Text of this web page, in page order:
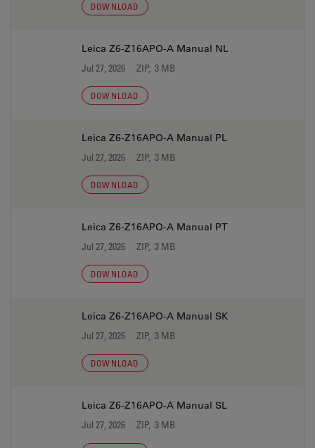
DOWNLOAD
Leica Z6-Z16APO-A Manual NL
Jul 27, 2026 ZIP, 3 MB
DOWNLOAD
Leica Z6-Z16APO-A Manual PL
Jul 27, 2026 ZIP, 3 MB
DOWNLOAD
Leica Z6-Z16APO-A Manual PT
Jul 27, 2026 ZIP, 3 MB
DOWNLOAD
Leica Z6-Z16APO-A Manual SK
Jul 27, 2026 ZIP, 3 MB
DOWNLOAD
Leica Z6-Z16APO-A Manual SL
Jul 27, 2026 ZIP, 3 MB